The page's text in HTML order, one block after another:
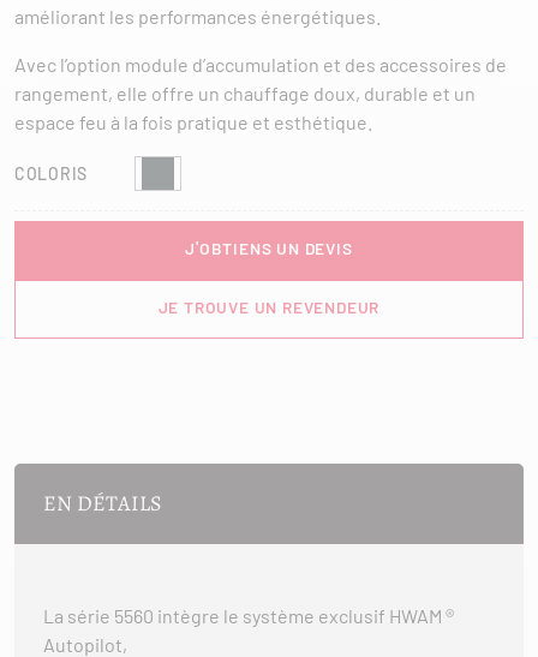
améliorant les performances énergétiques.
Avec l’option module d’accumulation et des accessoires de
rangement, elle offre un chauffage doux, durable et un
espace feu à la fois pratique et esthétique.
COLORIS
J'OBTIENS UN DEVIS
JE TROUVE UN REVENDEUR
EN DÉTAILS
La série 5560 intègre le système exclusif HWAM ®
Autopilot,